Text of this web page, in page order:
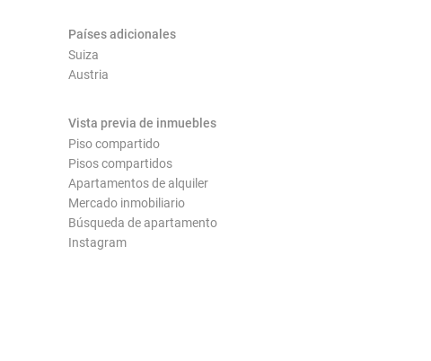
Países adicionales
Suiza
Austria
Vista previa de inmuebles
Piso compartido
Pisos compartidos
Apartamentos de alquiler
Mercado inmobiliario
Búsqueda de apartamento
Instagram